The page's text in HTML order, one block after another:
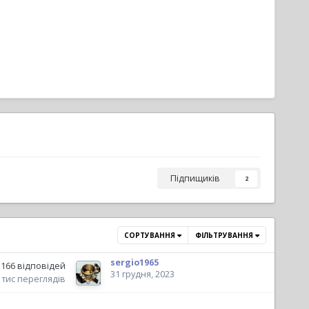
Підпищиків 2
СОРТУВАННЯ ФІЛЬТРУВАННЯ
166відповідей
переглядів
sergio1965
31 грудня, 2023